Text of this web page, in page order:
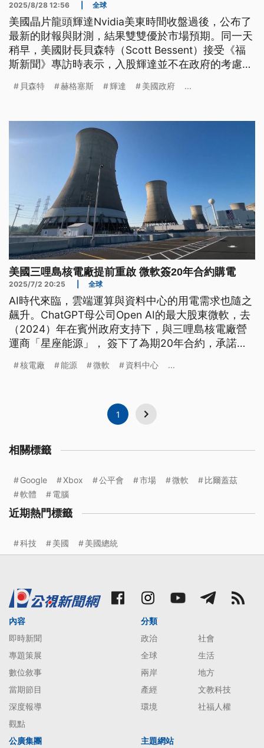
2025/8/28 12:56 全球
美國晶片龍頭輝達Nvidia美東時間收盤過後，公布了
最新的財報與財測，結果雙雙優於市場預期。同一天
稍早，美國財長貝森特（Scott Bessent）接受《福
斯新聞》專訪時表示，入股輝達並不在政府的考慮範
及台積電，他表示，台灣與台積電在全球高階晶片的
貝森特 赫格塞斯 輝達 美國政府 ...
美國三哩島核電廠提前重啟 微軟簽20年合約購電
2025/7/2 20:25 全球
AI時代來臨，雲端運算與資料中心的用電需求也隨之
飆升。ChatGPT母公司Open AI的最大股東微軟，去
（2024）年在賓州政府支持下，與三哩島核電廠營
運商「星座能源」， 簽下了為期20年合約，承諾買
1979年發生爐心熔毀事故，2019年全線機組隨之停
核電廠 能源 微軟 資料中心 ...
1
相關標籤
Google Xbox 公平會 市場 微軟
比爾蓋茲
軟體
電腦
近期熱門標籤
科技 美國 美國總統
內容
即時新聞
專題策展
數位敘事
當期節目
深度報導
觀點
分類
政治
社會
全球
生活
兩岸
地方
產經
文教科技
環境
社福人權
公廣集團 主題網站